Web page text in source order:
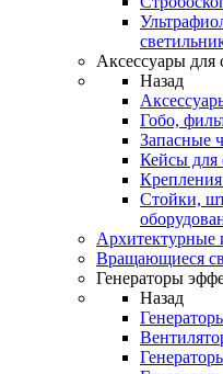
Аксессуары для
Назад
Гобо,
Запасные
Кейсы для
Крепления
Стойки,
Архитектурные
Вращающиеся
Генераторы
Назад